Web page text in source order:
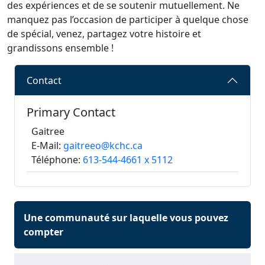
des expériences et de se soutenir mutuellement. Ne
manquez pas l’occasion de participer à quelque chose
de spécial, venez, partagez votre histoire et
grandissons ensemble !
Contact
Primary Contact
Gaitree
E-Mail: gaitreeo@kchc.ca
Téléphone: 613-544-4661 x 5112
Une communauté sur laquelle vous pouvez
compter